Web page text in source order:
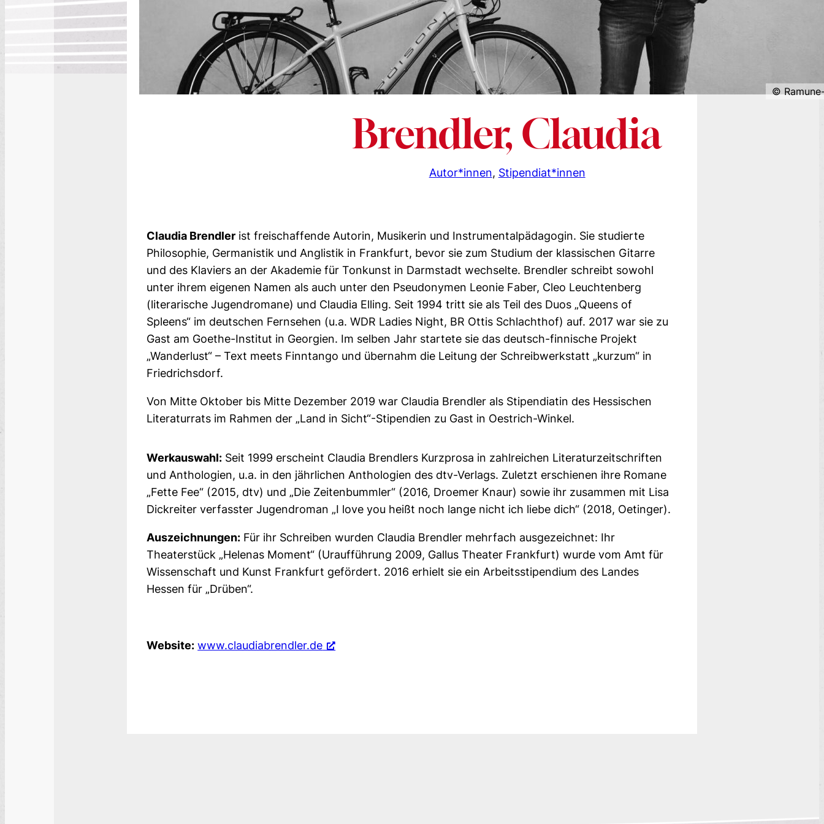
Brendler, Claudia
Autor*innen, Stipendiat*innen
Claudia Brendler ist freischaffende Autorin, Musikerin und Instrumentalpädagogin. Sie studierte
Philosophie, Germanistik und Anglistik in Frankfurt, bevor sie zum Studium der klassischen Gitarre
und des Klaviers an der Akademie für Tonkunst in Darmstadt wechselte. Brendler schreibt sowohl
unter ihrem eigenen Namen als auch unter den Pseudonymen Leonie Faber, Cleo Leuchtenberg
(literarische Jugendromane) und Claudia Elling. Seit 1994 tritt sie als Teil des Duos „Queens of
Spleens“ im deutschen Fernsehen (u.a. WDR Ladies Night, BR Ottis Schlachthof) auf. 2017 war sie zu
Gast am Goethe-Institut in Georgien. Im selben Jahr startete sie das deutsch-finnische Projekt
„Wanderlust“ – Text meets Finntango und übernahm die Leitung der Schreibwerkstatt „kurzum“ in
Friedrichsdorf.
Von Mitte Oktober bis Mitte Dezember 2019 war Claudia Brendler als Stipendiatin des Hessischen
Literaturrats im Rahmen der „Land in Sicht“-Stipendien zu Gast in Oestrich-Winkel.
Werkauswahl: Seit 1999 erscheint Claudia Brendlers Kurzprosa in zahlreichen Literaturzeitschriften
und Anthologien, u.a. in den jährlichen Anthologien des dtv-Verlags. Zuletzt erschienen ihre Romane
„Fette Fee“ (2015, dtv) und „Die Zeitenbummler“ (2016, Droemer Knaur) sowie ihr zusammen mit Lisa
Dickreiter verfasster Jugendroman „I love you heißt noch lange nicht ich liebe dich“ (2018, Oetinger).
Auszeichnungen: Für ihr Schreiben wurden Claudia Brendler mehrfach ausgezeichnet: Ihr
Theaterstück „Helenas Moment“ (Uraufführung 2009, Gallus Theater Frankfurt) wurde vom Amt für
Wissenschaft und Kunst Frankfurt gefördert. 2016 erhielt sie ein Arbeitsstipendium des Landes
Hessen für „Drüben“.
Website: www.claudiabrendler.de